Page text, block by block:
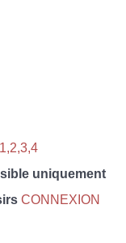
uniquement
CONNEXION